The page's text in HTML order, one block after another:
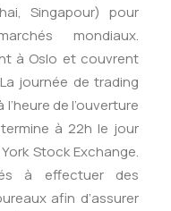
Singapour) pour
mondiaux.
à Oslo et couvrent
journée de trading
de l’ouverture
à 22h le jour
Stock Exchange.
à effectuer des
afin d’assurer